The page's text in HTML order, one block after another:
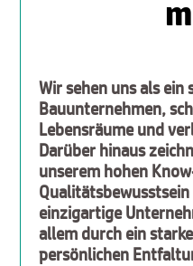
Wir sehen uns als
Bauunternehmen,
Lebensräume und
Darüber hinaus
unserem hohen
einzigartige
allem durch ein
persönlichen